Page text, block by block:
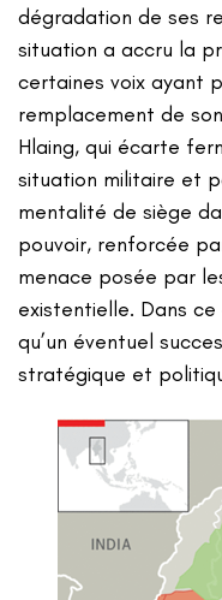
dégradation de ses
situation a accru la
certaines voix ayant
remplacement de
Hlaing, qui écarte
situation militaire et
mentalité de siège
pouvoir, renforcée
menace posée par
existentielle. Dans
qu’un éventuel
stratégique et